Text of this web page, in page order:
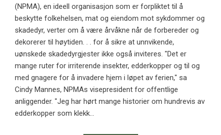
(NPMA), en ideell organisasjon som er forpliktet til å
beskytte folkehelsen, mat og eiendom mot sykdommer og
skadedyr, verter om å være årvåkne når de forbereder og
dekorerer til høytiden. . . for å sikre at unnvikende,
uønskede skadedyrgjester ikke også inviteres. "Det er
mange ruter for irriterende insekter, edderkopper og til og
med gnagere for å invadere hjem i løpet av ferien," sa
Cindy Mannes, NPMAs visepresident for offentlige
anliggender. "Jeg har hørt mange historier om hundrevis av
edderkopper som klekk...